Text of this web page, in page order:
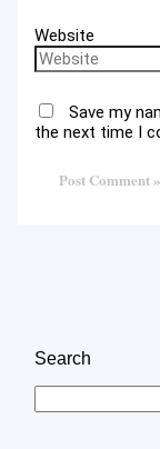
Website
Save my
the next time I
Search